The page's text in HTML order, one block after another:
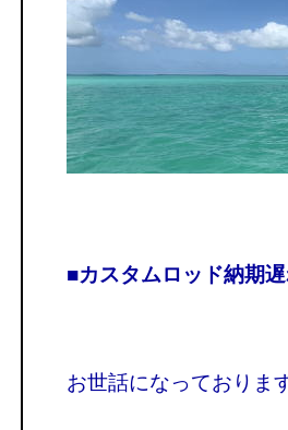
■カスタムロッド納期
お世話になっておりま